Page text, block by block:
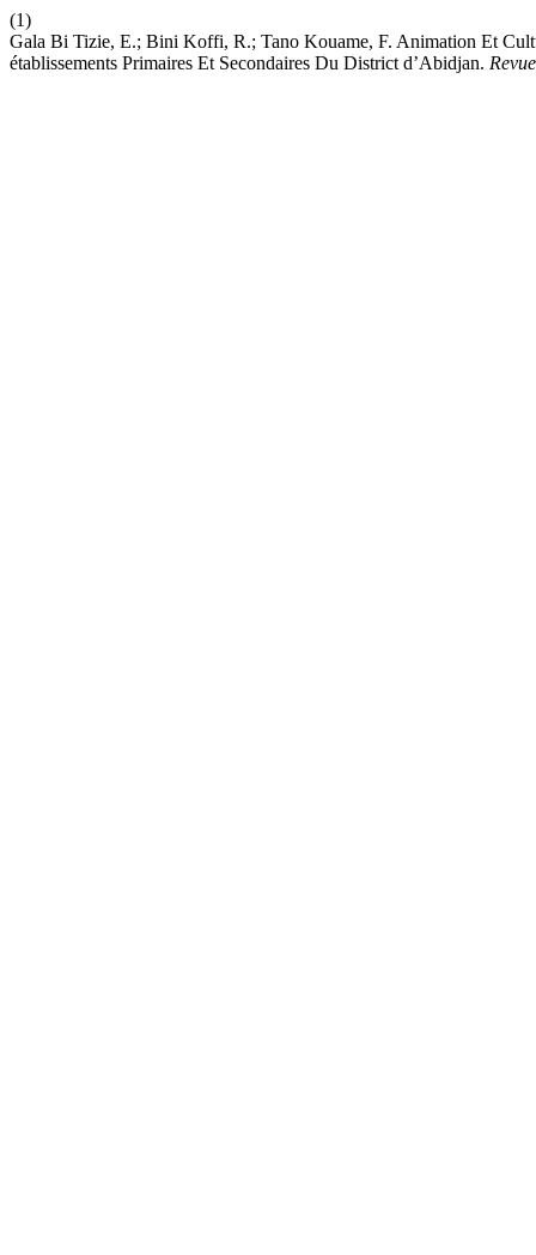
(1)
Gala Bi Tizie, E.; Bini Koffi, R.; Tano Kouame, F. Animation Et
établissements Primaires Et Secondaires Du District d’Abidjan.